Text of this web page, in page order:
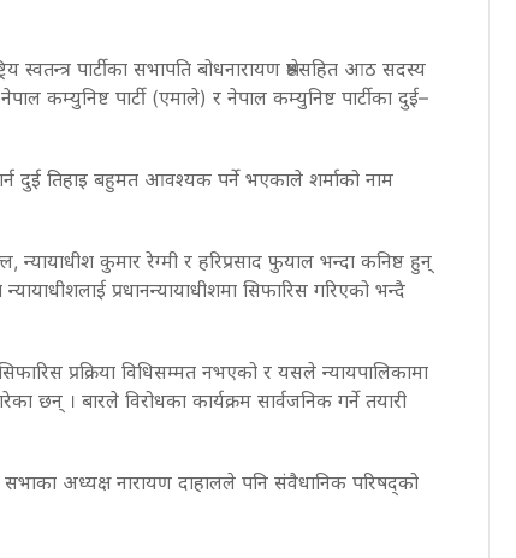
स्वतन्त्र पार्टीका सभापति बोधनारायण श्रेष्ठसहित आठ सदस्य
कम्युनिष्ट पार्टी (एमाले) र नेपाल कम्युनिष्ट पार्टीका दुई–
दुई तिहाइ बहुमत आवश्यक पर्ने भएकाले शर्माको नाम
न्यायाधीश कुमार रेग्मी र हरिप्रसाद फुयाल भन्दा कनिष्ठ हुन्
न्यायाधीशलाई प्रधानन्यायाधीशमा सिफारिस गरिएको भन्दै
प्रक्रिया विधिसम्मत नभएको र यसले न्यायपालिकामा
छन् । बारले विरोधका कार्यक्रम सार्वजनिक गर्ने तयारी
सभाका अध्यक्ष नारायण दाहालले पनि संवैधानिक परिषद्को